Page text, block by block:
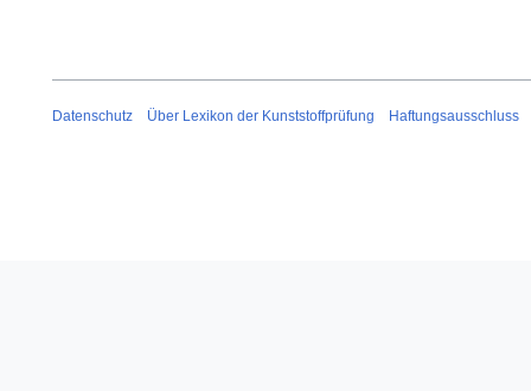
Datenschutz Über Lexikon der Kunststoffprüfung Haftungsausschluss